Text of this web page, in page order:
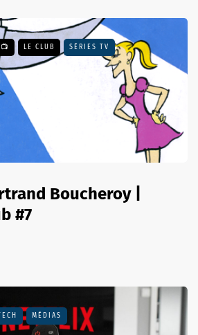
LE CLUB SÉRIES TV
Boucheroy |
#7
MÉDIAS